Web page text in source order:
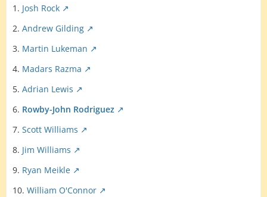
1. Josh Rock
2. Andrew Gilding
3. Martin Lukeman
4. Madars Razma
5. Adrian Lewis
6. Rowby-John Rodriguez
7. Scott Williams
8. Jim Williams
9. Ryan Meikle
10. William O'Connor